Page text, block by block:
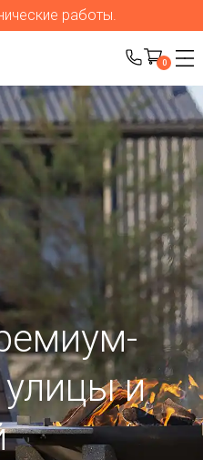
работы.
0
улицыи